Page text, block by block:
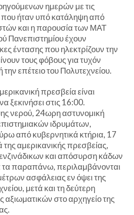
ημερών με τις
που ήταν υπό κατάληψη από
και η παρουσία των ΜΑΤ
Πανεπιστημίου έχουν
έντασης που ηλεκτρίζουν την
τους φόβους για τυχόν
επέτειο του Πολυτεχνείου.
πρεσβεία είναι
ξεκινήσει στις 16:00.
νερού, 24ωρη αστυνομική
ιδρυμάτων,
από κυβερνητικά κτήρια, 17
της αμερικανικής πρεσβείας,
και απόσυρση κάδων
παραπάνω, περιλαμβάνονται
ασφάλειας εν όψει της
μετά και τη δεύτερη
στο αρχηγείο της